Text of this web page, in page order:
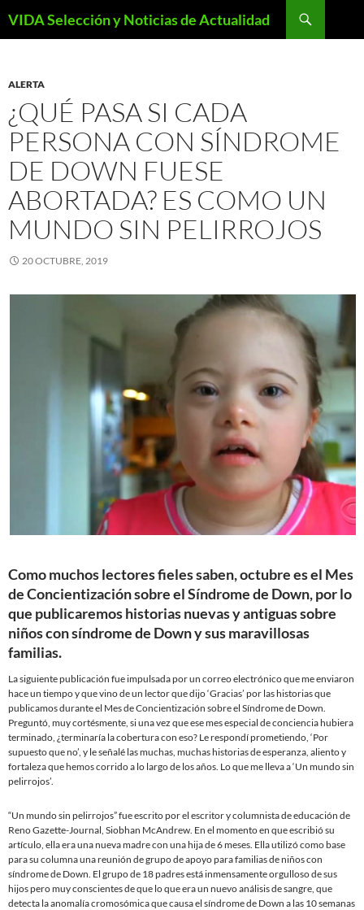
VIDA Selección y Noticias de Actualidad
ALERTA
¿QUÉ PASA SI CADA
PERSONA CON SÍNDROME
DE DOWN FUESE
ABORTADA? ES COMO UN
MUNDO SIN PELIRROJOS
20 OCTUBRE, 2019
Como muchos lectores fieles saben, octubre es el Mes
de Concientización sobre el Síndrome de Down, por lo
que publicaremos historias nuevas y antiguas sobre
niños con síndrome de Down y sus maravillosas
familias.
La siguiente publicación fue impulsada por un correo electrónico que me enviaron
hace un tiempo y que vino de un lector que dijo ‘Gracias’ por las historias que
publicamos durante el Mes de Concientización sobre el Síndrome de Down.
Preguntó, muy cortésmente, si una vez que ese mes especial de conciencia hubiera
terminado, ¿terminaría la cobertura con eso? Le respondí prometiendo, ‘Por
supuesto que no’, y le señalé las muchas, muchas historias de esperanza, aliento y
fortaleza que hemos corrido a lo largo de los años. Lo que me lleva a ‘Un mundo sin
pelirrojos’.
“Un mundo sin pelirrojos” fue escrito por el escritor y columnista de educación de
Reno Gazette-Journal, Siobhan McAndrew. En el momento en que escribió su
artículo, ella era una nueva madre con una hija de 6 meses. Ella utilizó como base
para su columna una reunión de grupo de apoyo para familias de niños con
síndrome de Down. El grupo de 18 padres está inmensamente orgulloso de sus
hijos pero muy conscientes de que lo que era un nuevo análisis de sangre, que
detecta la anomalía cromosómica que causa el síndrome de Down a las 10 semanas